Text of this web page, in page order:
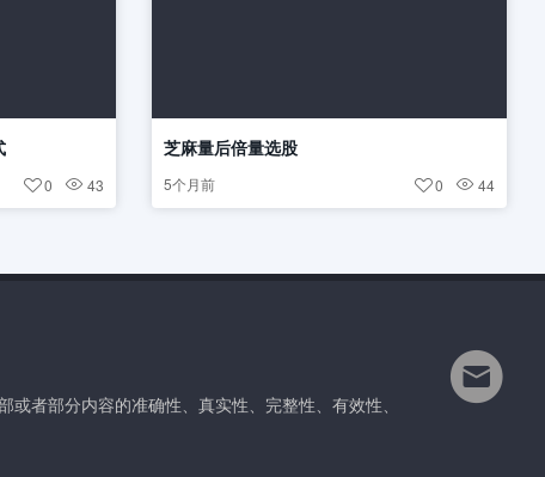
43
0
芝麻量后倍量选股
5个月前 44
0
者部分内容的准确性、真实性、完整性、有效性、